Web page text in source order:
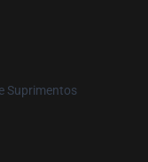
Suprimentos